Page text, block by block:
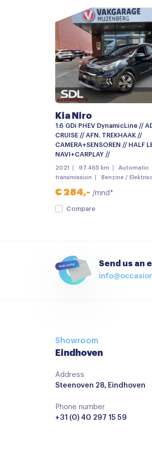
Dakrails
Keyless entry
LED achterlichten
LED koplampen
Metaalkleur
Parkeersensor achter
Achteruitrijcamera
Apple carplay
Multimedia-
Navigatie
Radio
Achterbank in delen
Cruise control
Elektrische ramen voor
Stuur verstelbaar
Achteruitrijcamera
Airbag(s) hoofd voor
Airbag bestuurder
Kia Niro
1.6 GDi PHEV DynamicLine //
CRUISE // AFN. TREKHAAK //
CAMERA+SENSOREN // HALF
NAVI+CARPLAY //
2021 97.465 km
Automatic
transmission
Benzine /
€ 284,- /mnd*
Compare
Send us an
Showroom
Eindhoven
Address
Steenoven 28, Eindhoven
Phone number
+31 (0) 40 297 15 59